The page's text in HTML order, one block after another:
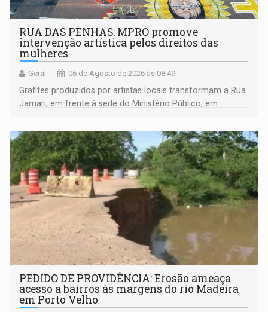
RUA DAS PENHAS: MPRO promove
intervenção artística pelos direitos das
mulheres
Geral 06 de Agosto de 2026 às 08:49
Grafites produzidos por artistas locais transformam a Rua
Jamari, em frente à sede do Ministério Público, em
da Penha e o enfrentamento à violência
PEDIDO DE PROVIDÊNCIA: Erosão ameaça
acesso a bairros às margens do rio Madeira
em Porto Velho